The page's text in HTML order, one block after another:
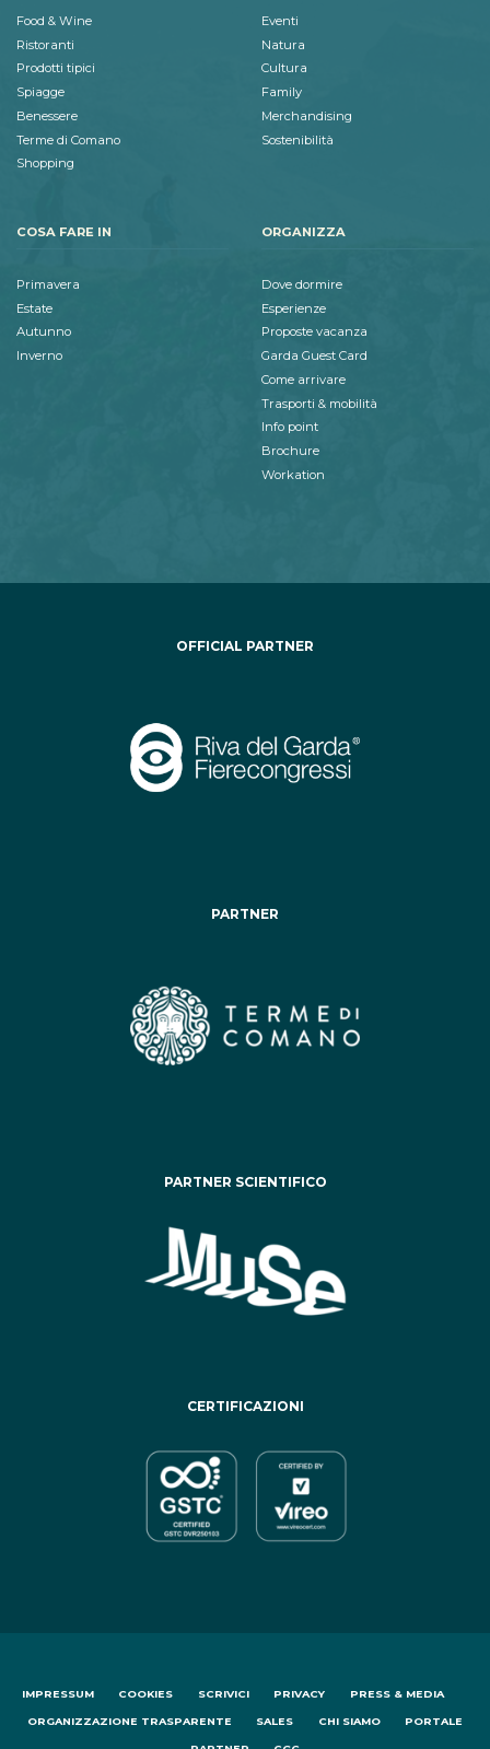
Food & Wine
Ristoranti
Prodotti tipici
Spiagge
Benessere
Terme di Comano
Shopping
Eventi
Natura
Cultura
Family
Merchandising
Sostenibilità
COSA FARE IN
Primavera
Estate
Autunno
Inverno
ORGANIZZA
Dove dormire
Esperienze
Proposte vacanza
Garda Guest Card
Come arrivare
Trasporti & mobilità
Info point
Brochure
Workation
OFFICIAL PARTNER
PARTNER
PARTNER SCIENTIFICO
CERTIFICAZIONI
IMPRESSUM COOKIES SCRIVICI PRIVACY PRESS & MEDIA
ORGANIZZAZIONE TRASPARENTE SALES CHI SIAMO PORTALE